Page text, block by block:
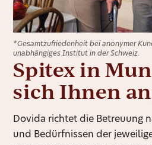
*Gesamtzufriedenheit bei anonymer
unabhängiges Institut in der Schweiz.
Spitex in
sich Ihnen
Dovida richtet die Betreuung
und Bedürfnissen der